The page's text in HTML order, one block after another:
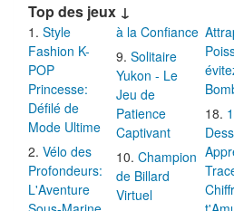
Top des jeux ↓
Style
Fashion K-
POP
Princesse:
Défilé de
Mode Ultime
Vélo des
Profondeurs:
L'Aventure
à la Confiance
Solitaire
Yukon - Le
Jeu de
Patience
Captivant
Champion
de Billard
Virtuel